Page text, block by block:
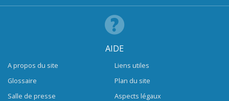
AIDE
A propos du site
Glossaire
Salle de presse
Liens utiles
Plan du site
Aspects légaux